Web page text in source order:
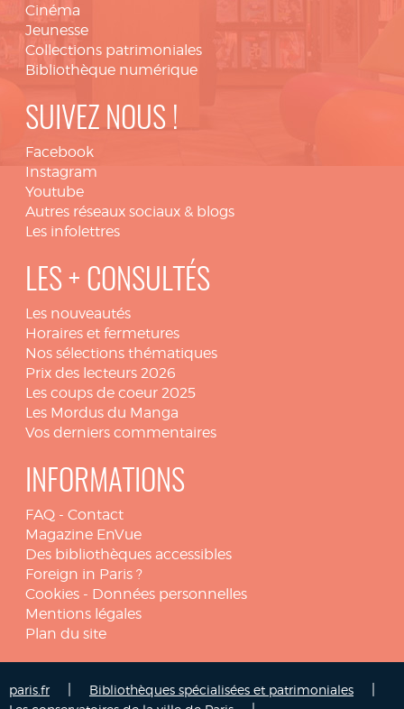
Cinéma
Jeunesse
Collections patrimoniales
Bibliothèque numérique
SUIVEZ NOUS !
Facebook
Instagram
Youtube
Autres réseaux sociaux & blogs
Les infolettres
LES + CONSULTÉS
Les nouveautés
Horaires et fermetures
Nos sélections thématiques
Prix des lecteurs 2026
Les coups de coeur 2025
Les Mordus du Manga
Vos derniers commentaires
INFORMATIONS
FAQ - Contact
Magazine EnVue
Des bibliothèques accessibles
Foreign in Paris ?
Cookies - Données personnelles
Mentions légales
Plan du site
paris.fr Bibliothèques spécialisées et patrimoniales